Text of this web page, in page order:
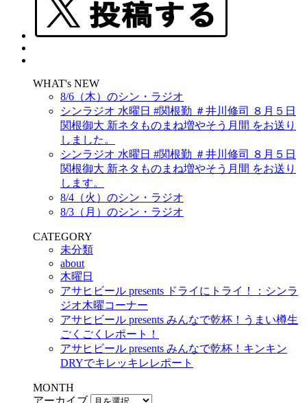
WHAT's NEW
8/6（木）のシン・ラジオ
シンラジオ 水曜日 #関根勤 ＃井川修司 ８月５日
関根御大 新ネタものまね増やそう月間 をお送り
しました。
シンラジオ 水曜日 #関根勤 ＃井川修司 ８月５日
関根御大 新ネタものまね増やそう月間 をお送り
します。
8/4（火）のシン・ラジオ
8/3（月）のシン・ラジオ
CATEGORY
未分類
about
木曜日
アサヒビール presents ドライにトライ！：シンラ
ジオ木曜コーナー
アサヒビール presents みんなで乾杯！うまい樽生
ごくごくレポート！
アサヒビール presents みんなで乾杯！キンキン
DRYでキレッキレレポート
MONTH